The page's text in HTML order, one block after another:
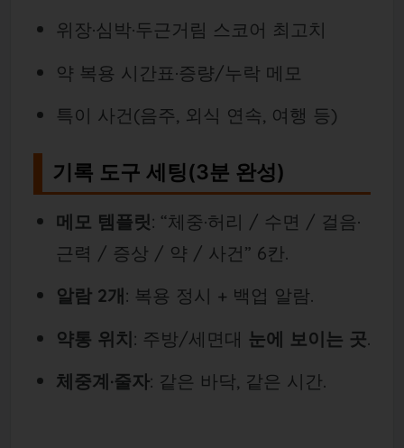
위장·심박·두근거림 스코어 최고치
약 복용 시간표·증량/누락 메모
특이 사건(음주, 외식 연속, 여행 등)
기록 도구 세팅(3분 완성)
메모 템플릿: “체중·허리 / 수면 / 걸음·
근력 / 증상 / 약 / 사건” 6칸.
알람 2개 : 복용 정시 + 백업 알람.
약통 위치: 주방/세면대 눈에 보이는 곳.
체중계·줄자: 같은 바닥, 같은 시간.